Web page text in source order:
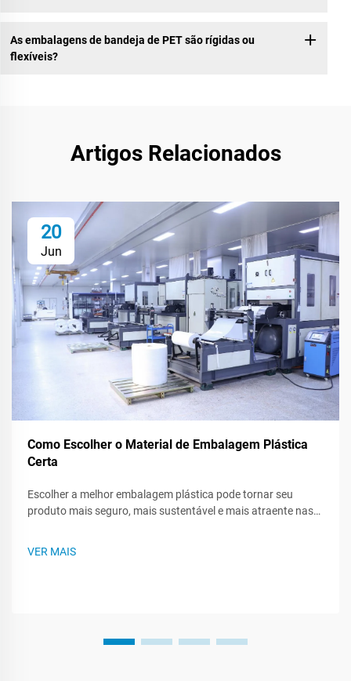
As embalagens de bandeja de PET são rígidas ou
flexíveis?
Artigos Relacionados
20
Jun
Como Escolher o Material de Embalagem Plástica
Certa
Escolher a melhor embalagem plástica pode tornar seu
produto mais seguro, mais sustentável e mais atraente nas
VER MAIS